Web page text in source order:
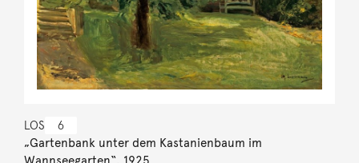
LOS 6
„Gartenbank unter dem Kastanienbaum im